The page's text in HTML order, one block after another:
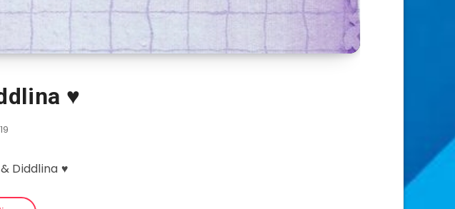
♥
Diddlina ♥